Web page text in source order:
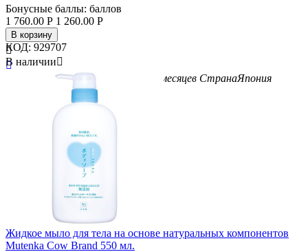
Бонусные баллы: баллов
1 760.00 Р 1 260.00 Р
В корзину


Cow Brand Возраст с 6-ти месяцев СтранаЯпония
КОД: 929707
В наличии
Жидкое мыло для тела на основе натуральных компонентов
Mutenka Cow Brand 550 мл.